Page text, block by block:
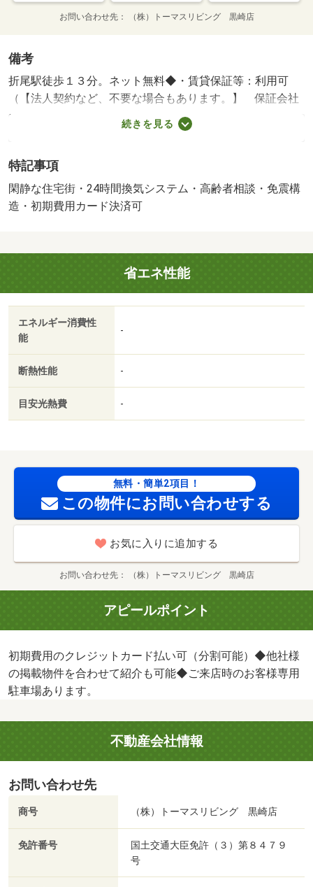
お問い合わせ先 （株）トーマスリビング 黒崎店
備考
折尾駅徒歩１３分。ネット無料◆・賃貸保証等：利用可
（【法人契約など、不要な場合もあります。】 保証会社
に掛かる料金：初回引落時１０，０００円）・維持費等：
火災保険８００円／月・独立洗面台の１Ｋ。オートロッ
おり、女性の一人暮らしや新社会人の方にオススメの物件
です。初期費用の分割相談・クレジット支払い可能で
す！・バイク置場：有・駐輪場：有・仲介手数料：１．１
続きを見る
特記事項
閑静な住宅街・24時間換気システム・高齢者相談・免震構
造・初期費用カード決済可
省エネ性能
エネルギー消費性
能
-
断熱性能 -
目安光熱費 -
無料・簡単2項目！
この物件にお問い合わせする
お気に入りに追加する
お問い合わせ先 （株）トーマスリビング 黒崎店
アピールポイント
初期費用のクレジットカード払い可（分割可能）◆他社様
の掲載物件を合わせて紹介も可能◆ご来店時のお客様専用
駐車場あります。
不動産会社情報
お問い合わせ先
商号 （株）トーマスリビング 黒崎店
免許番号
国土交通大臣免許（３）第８４７９
号